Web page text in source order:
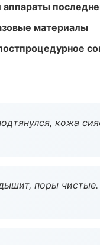
материалы
кожа
поры чистые.